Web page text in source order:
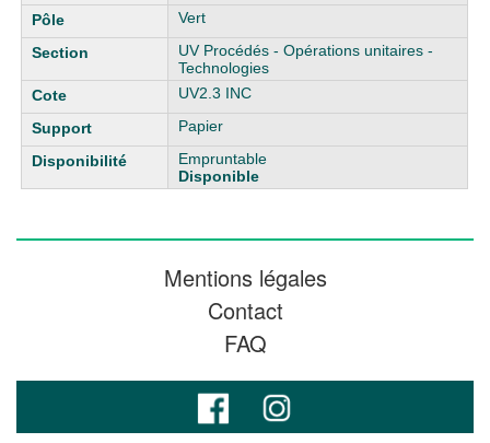
Vert
UV Procédés - Opérations unitaires -
Technologies
UV2.3 INC
Papier
Empruntable
Disponible
Mentions légales
Contact
FAQ